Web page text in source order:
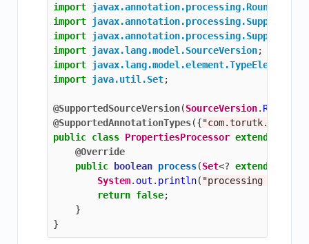
import
import
import
import javax.lang.model.SourceVersion;
import javax.lang.model.element.TypeElement
import java.util.Set;
@SupportedSourceVersion(SourceVersion.
@SupportedAnnotationTypes({
public class PropertiesProcessor extends
@Override
public
boolean process(Set<? extends
System. out . println( "processing "
return false;
}
}